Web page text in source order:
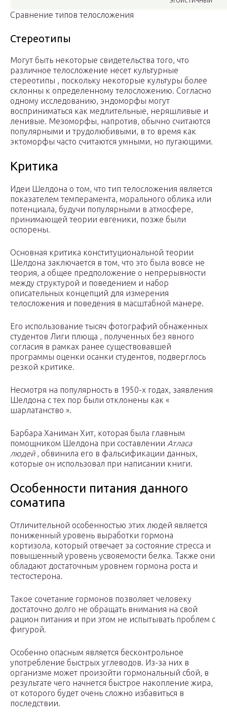
Сравнение типов телосложения
Стереотипы
Могут быть некоторые свидетельства того, что
различное телосложение несет культурные
стереотипы , поскольку некоторые культуры более
склонны к определенному телосложению. Согласно
одному исследованию, эндоморфы могут
восприниматься как медлительные, неряшливые и
ленивые. Мезоморфы, напротив, обычно считаются
популярными и трудолюбивыми, в то время как
эктоморфы часто считаются умными, но пугающими.
Критика
Идеи Шелдона о том, что тип телосложения является
показателем темперамента, морального облика или
потенциала, будучи популярными в атмосфере,
принимающей теории евгеники, позже были
оспорены.
Основная критика конституциональной теории
Шелдона заключается в том, что это была вовсе не
теория, а общее предположение о непрерывности
между структурой и поведением и набор
описательных концепций для измерения
телосложения и поведения в масштабной манере.
Его использование тысяч фотографий обнаженных
студентов Лиги плюща , полученных без явного
согласия в рамках ранее существовавшей
программы оценки осанки студентов, подверглось
резкой критике.
Несмотря на популярность в 1950-х годах, заявления
Шелдона с тех пор были отклонены как «
шарлатанство ».
Барбара Ханиман Хит, которая была главным
помощником Шелдона при составлении Атласа
людей, обвинила его в фальсификации данных,
которые он использовал при написании книги.
Особенности питания данного
соматипа
Отличительной особенностью этих людей является
пониженный уровень выработки гормона
кортизола, который отвечает за состояние стресса и
повышенный уровень усвояемости белка. Также они
обладают достаточным уровнем гормона роста и
тестостерона.
Такое сочетание гормонов позволяет человеку
достаточно долго не обращать внимания на свой
рацион питания и при этом не испытывать проблем с
фигурой.
Особенно опасным является бесконтрольное
употребление быстрых углеводов. Из-за них в
организме может произойти гормональный сбой, в
результате чего начнется быстрое накопление жира,
от которого будет очень сложно избавиться в
последствии.